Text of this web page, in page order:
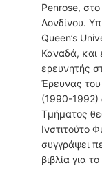
Penrose,
Λονδίνου.
Queen’s
Καναδά, και
ερευνητής
Έρευνας του
(1990-1992)
Τμήματος
Ινστιτούτο
συγγράψει
βιβλία για